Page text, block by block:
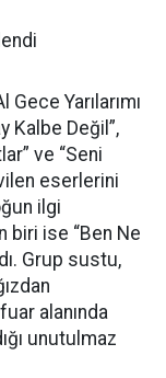
Yarılarımı
Kalbe Değil”,
ve “Seni
eserlerini
ilgi
biri ise “Ben Ne
Grup sustu,
alanında
unutulmaz